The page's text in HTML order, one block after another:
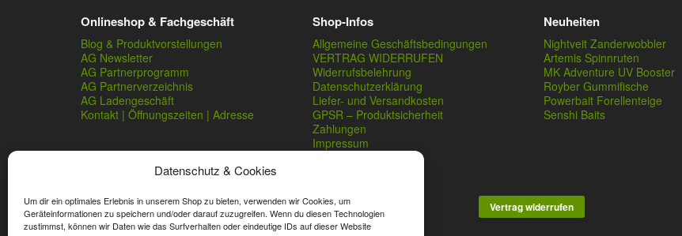
Datenschutz & Cookies
Um dir ein optimales Erlebnis in unserem Shop zu bieten, verwenden wir Cookies, um
Geräteinformationen zu speichern und/oder darauf zuzugreifen. Wenn du diesen Technologien
zustimmst, können wir Daten wie das Surfverhalten oder eindeutige IDs auf dieser Website
Onlineshop & Fachgeschäft
Blog & Produktvorstellungen
AG Newsletter
AG Partnerprogramm
AG Partnerverzeichnis
AG Ladengeschäft
Kontakt | Öffnungszeiten | Adresse
Shop-Infos
Allgemeine Geschäftsbedingungen
VERTRAG WIDERRUFEN
Widerrufsbelehrung
Datenschutzerklärung
Liefer- und Versandkosten
GPSR – Produktsicherheit
Zahlungen
Impressum
Neuheiten
Nightveit Zanderwobbler
Artemis Spinnruten
MK Adventure UV Booster
Royber Gummifische
Powerbait Forellenteige
Senshi Baits
Vertrag widerrufen